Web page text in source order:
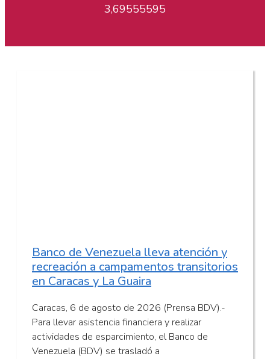
3,69555595
Banco de Venezuela lleva atención y
recreación a campamentos transitorios
en Caracas y La Guaira
Caracas, 6 de agosto de 2026 (Prensa BDV).-
Para llevar asistencia financiera y realizar
actividades de esparcimiento, el Banco de
Venezuela (BDV) se trasladó a